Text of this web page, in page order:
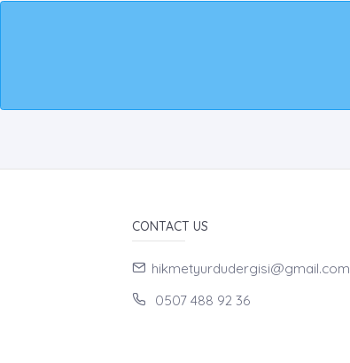
CONTACT US
hikmetyurdudergisi@gmail.com
0507 488 92 36